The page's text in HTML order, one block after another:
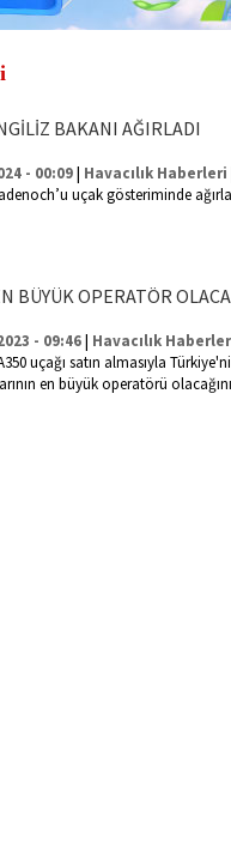
BAKANI AĞIRLADI
- 00:09| Havacılık Haberleri
uçak gösteriminde
BÜYÜK OPERATÖR
- 09:46| Havacılık
uçağı satın almasıyla
en büyük operatörü